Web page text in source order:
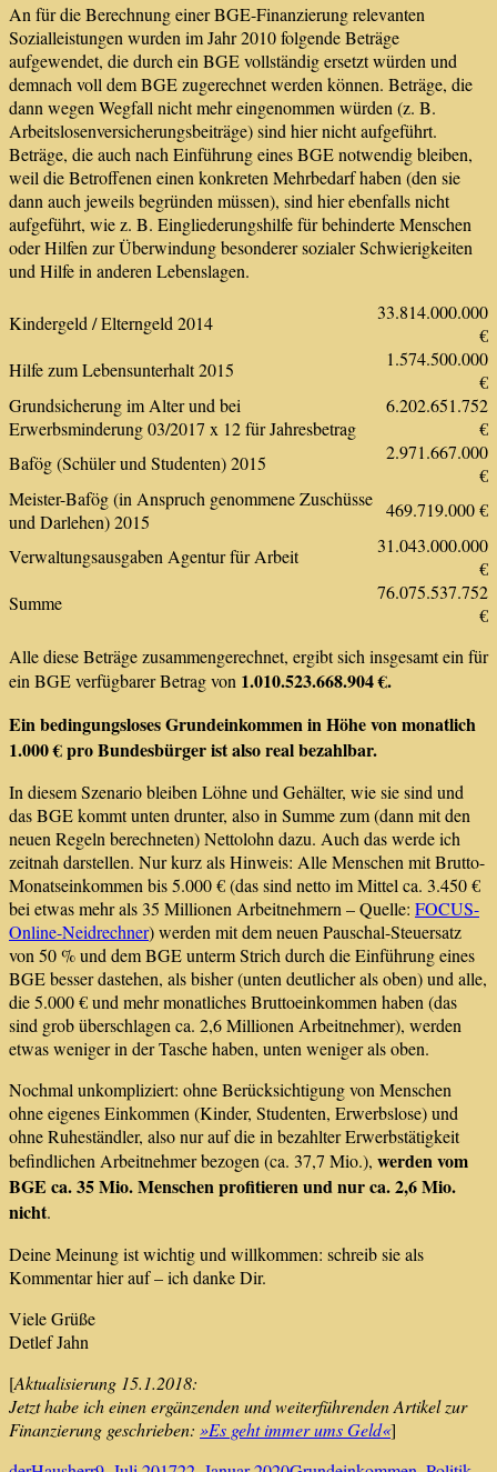
An für die Berechnung einer BGE-Finanzierung relevanten
Sozialleistungen wurden im Jahr 2010 folgende Beträge
aufgewendet, die durch ein BGE vollständig ersetzt würden und
demnach voll dem BGE zugerechnet werden können. Beträge, die
dann wegen Wegfall nicht mehr eingenommen würden (z. B.
Arbeitslosenversicherungsbeiträge) sind hier nicht aufgeführt.
Beträge, die auch nach Einführung eines BGE notwendig bleiben,
weil die Betroffenen einen konkreten Mehrbedarf haben (den sie
dann auch jeweils begründen müssen), sind hier ebenfalls nicht
aufgeführt, wie z. B. Eingliederungshilfe für behinderte Menschen
oder Hilfen zur Überwindung besonderer sozialer Schwierigkeiten
und Hilfe in anderen Lebenslagen.
Kindergeld / Elterngeld 2014
33.814.000.000
€
Hilfe zum Lebensunterhalt 2015
1.574.500.000
€
Grundsicherung im Alter und bei
Erwerbsminderung 03/2017 x 12 für Jahresbetrag
6.202.651.752
€
Bafög (Schüler und Studenten) 2015
2.971.667.000
€
Meister-Bafög (in Anspruch genommene Zuschüsse
und Darlehen) 2015
469.719.000 €
Verwaltungsausgaben Agentur für Arbeit
31.043.000.000
€
Summe
76.075.537.752
€
Alle diese Beträge zusammengerechnet, ergibt sich insgesamt ein für
ein BGE verfügbarer Betrag von 1.010.523.668.904 €.
Ein bedingungsloses Grundeinkommen in Höhe von monatlich
1.000 € pro Bundesbürger ist also real bezahlbar.
In diesem Szenario bleiben Löhne und Gehälter, wie sie sind und
das BGE kommt unten drunter, also in Summe zum (dann mit den
neuen Regeln berechneten) Nettolohn dazu. Auch das werde ich
zeitnah darstellen. Nur kurz als Hinweis: Alle Menschen mit Brutto-
Monatseinkommen bis 5.000 € (das sind netto im Mittel ca. 3.450 €
bei etwas mehr als 35 Millionen Arbeitnehmern – Quelle: FOCUS-
Online-Neidrechner) werden mit dem neuen Pauschal-Steuersatz
von 50 % und dem BGE unterm Strich durch die Einführung eines
BGE besser dastehen, als bisher (unten deutlicher als oben) und alle,
die 5.000 € und mehr monatliches Bruttoeinkommen haben (das
sind grob überschlagen ca. 2,6 Millionen Arbeitnehmer), werden
etwas weniger in der Tasche haben, unten weniger als oben.
Nochmal unkompliziert: ohne Berücksichtigung von Menschen
ohne eigenes Einkommen (Kinder, Studenten, Erwerbslose) und
ohne Ruheständler, also nur auf die in bezahlter Erwerbstätigkeit
befindlichen Arbeitnehmer bezogen (ca. 37,7 Mio.), werden vom
BGE ca. 35 Mio. Menschen profitieren und nur ca. 2,6 Mio.
nicht.
Deine Meinung ist wichtig und willkommen: schreib sie als
Kommentar hier auf – ich danke Dir.
Viele Grüße
Detlef Jahn
[Aktualisierung 15.1.2018:
Jetzt habe ich einen ergänzenden und weiterführenden Artikel zur
Finanzierung geschrieben: »Es geht immer ums Geld«]